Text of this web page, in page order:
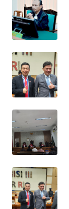
WN
PAKPAK
KARAWANG
WN
BEKASI
WN
BOGOR
WN
DEPOK
WN
TAPANULI